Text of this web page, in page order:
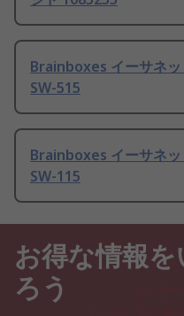
Brainboxes イーサネ
SW-515
Brainboxes イーサネ
SW-115
お得な情報
ろう